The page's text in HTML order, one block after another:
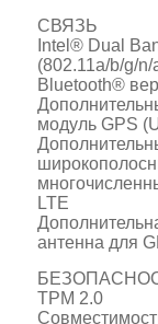
СВЯЗЬ
Intel® Dual
(802.11a/b/g/n/
Bluetooth®
модуль GPS
LTE
антенна для
TPM 2.0